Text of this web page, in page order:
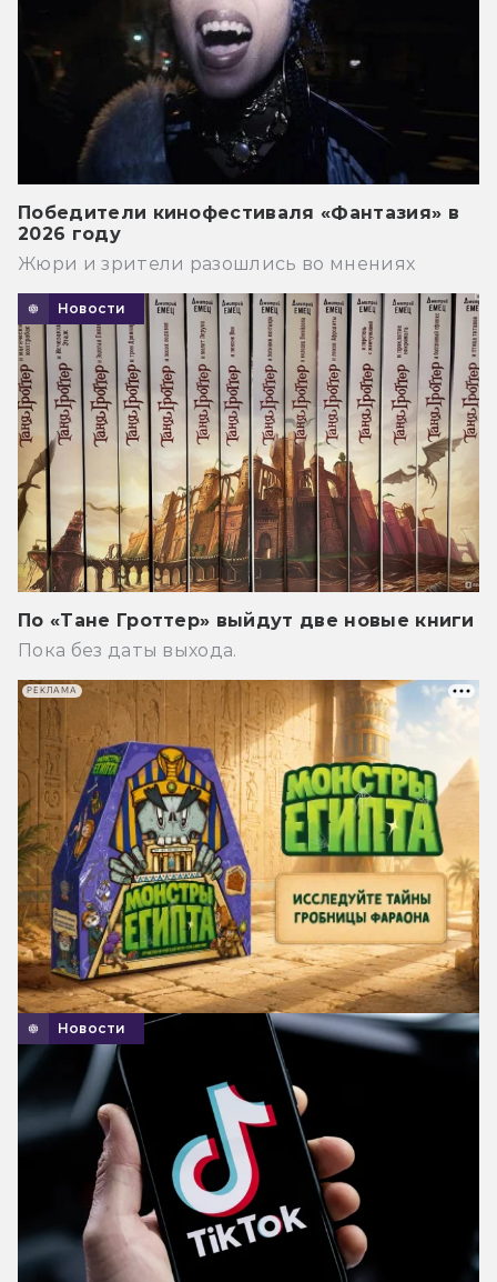
Победители кинофестиваля «Фантазия» в
2026 году
Жюри и зрители разошлись во мнениях
Новости
По «Тане Гроттер» выйдут две новые книги
Пока без даты выхода.
Новости
РЕКЛАМА